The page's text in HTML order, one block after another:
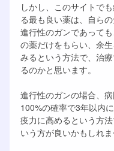
しかし、このサイトで
る最も良い薬は、自ら
進行性のガンであって
の薬だけをもらい、余
みるという方法で、治
るのかと思います。
進行性のガンの場合、
100%の確率で3年以内
疫力に高めるという方
いう方が良いかもしれま